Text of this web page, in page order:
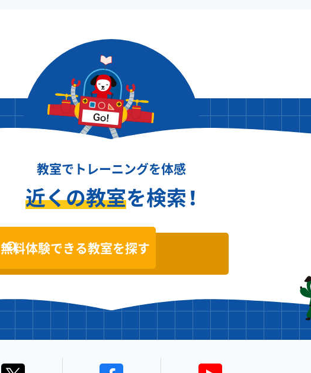
教室でトレーニングを体感
近くの教室を検索！
無料体験できる教室を探す